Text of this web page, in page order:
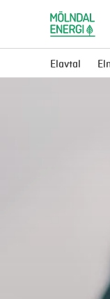
Elavtal